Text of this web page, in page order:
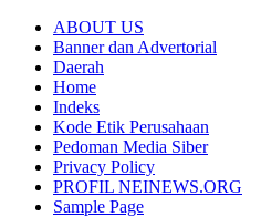
ABOUT US
Banner dan Advertorial
Daerah
Home
Indeks
Kode Etik Perusahaan
Pedoman Media Siber
Privacy Policy
PROFIL NEINEWS.ORG
Sample Page